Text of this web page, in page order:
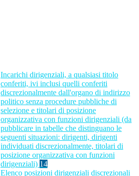
Incarichi dirigenziali, a qualsiasi titolo
conferiti, ivi inclusi quelli conferiti
discrezionalmente dall'organo di indirizzo
politico senza procedure pubbliche di
selezione e titolari di posizione
organizzativa con funzioni dirigenziali (da
pubblicare in tabelle che distinguano le
seguenti situazioni: dirigenti, dirigenti
individuati discrezionalmente, titolari di
posizione organizzativa con funzioni
dirigenziali) 14
Elenco posizioni dirigenziali discrezionali